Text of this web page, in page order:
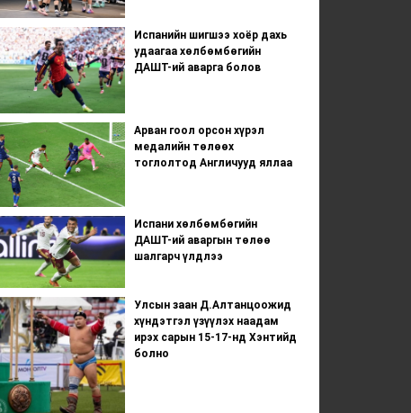
Испанийн шигшээ хоёр дахь
удаагаа хөлбөмбөгийн
ДАШТ-ий аварга болов
Арван гоол орсон хүрэл
медалийн төлөөх
тоглолтод Англичууд яллаа
Испани хөлбөмбөгийн
ДАШТ-ий аваргын төлөө
шалгарч үлдлээ
Улсын заан Д.Алтанцоожид
хүндэтгэл үзүүлэх наадам
ирэх сарын 15-17-нд Хэнтийд
болно